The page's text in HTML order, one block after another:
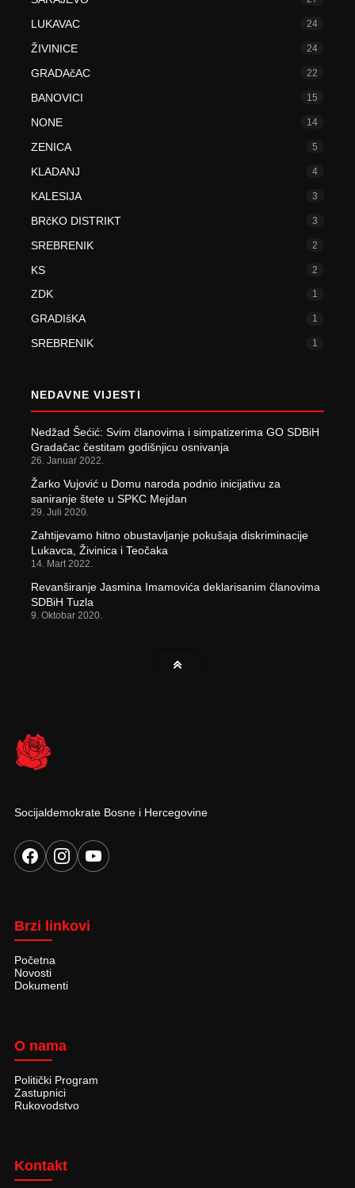
LUKAVAC 24
ŽIVINICE 24
GRADAčAC 22
BANOVICI 15
NONE 14
ZENICA 5
KLADANJ 4
KALESIJA 3
BRčKO DISTRIKT 3
SREBRENIK 2
KS 2
ZDK 1
GRADIšKA 1
SREBRENIK 1
NEDAVNE VIJESTI
Nedžad Šećić: Svim članovima i simpatizerima GO SDBiH
Gradačac čestitam godišnjicu osnivanja
26. Januar 2022.
Žarko Vujović u Domu naroda podnio inicijativu za
saniranje štete u SPKC Mejdan
29. Juli 2020.
Zahtijevamo hitno obustavljanje pokušaja diskriminacije
Lukavca, Živinica i Teočaka
14. Mart 2022.
Revanširanje Jasmina Imamovića deklarisanim članovima
SDBiH Tuzla
9. Oktobar 2020.
Socijaldemokrate Bosne i Hercegovine
Brzi linkovi
Početna
Novosti
Dokumenti
O nama
Politički Program
Zastupnici
Rukovodstvo
Kontakt